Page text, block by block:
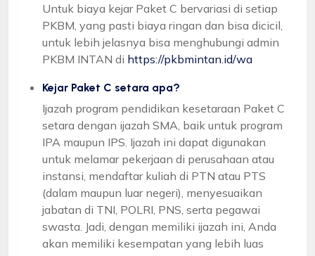
Untuk biaya kejar Paket C bervariasi di setiap
PKBM, yang pasti biaya ringan dan bisa dicicil,
untuk lebih jelasnya bisa menghubungi admin
PKBM INTAN di https://pkbmintan.id/wa
Kejar Paket C setara apa?
Ijazah program pendidikan kesetaraan Paket C
setara dengan ijazah SMA, baik untuk program
IPA maupun IPS. Ijazah ini dapat digunakan
untuk melamar pekerjaan di perusahaan atau
instansi, mendaftar kuliah di PTN atau PTS
(dalam maupun luar negeri), menyesuaikan
jabatan di TNI, POLRI, PNS, serta pegawai
swasta. Jadi, dengan memiliki ijazah ini, Anda
akan memiliki kesempatan yang lebih luas